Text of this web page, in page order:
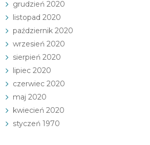
grudzień 2020
listopad 2020
październik 2020
wrzesień 2020
sierpień 2020
lipiec 2020
czerwiec 2020
maj 2020
kwiecień 2020
styczeń 1970